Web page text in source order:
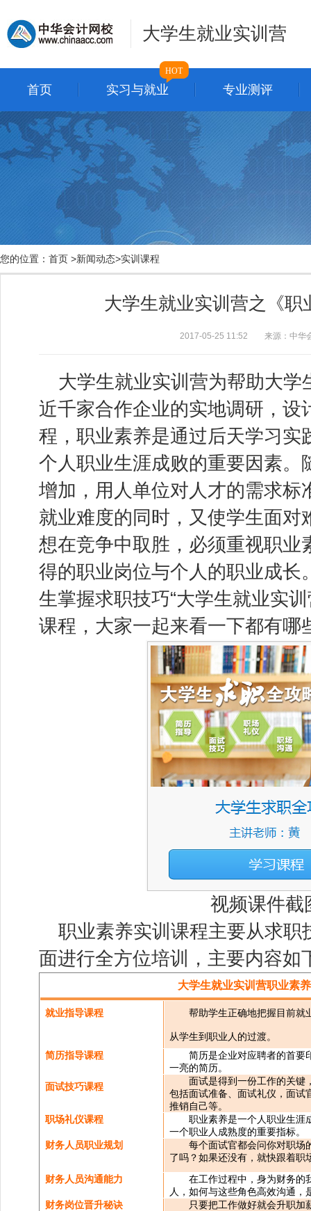
大学生就业实训营
首页 实习与就业
HOT
专业测评
您的位置： 首页 >新闻动态>实训课程
大学生就业实训营之《职
2017-05-25 11:52 来源：中华
大学生就业实训营为帮助大学
近千家合作企业的实地调研，设
程，职业素养是通过后天学习实
个人职业生涯成败的重要因素。
增加，用人单位对人才的需求标
就业难度的同时，又使学生面对
想在竞争中取胜，必须重视职业
得的职业岗位与个人的职业成长
生掌握求职技巧“大学生就业实
课程，大家一起来看一下都有哪
视频课件截
职业素养实训课程主要从求职
面进行全方位培训，主要内容如
大学生就业实训营职业素
就业指导课程 帮助学生正确地把握目前就
从学生到职业人的过渡。
简历指导课程
简历是企业对应聘者的首要
一亮的简历。
面试技巧课程
面试是得到一份工作的关键
包括面试准备、面试礼仪，面试
推销自己等。
职场礼仪课程
职业素养是一个人职业生涯
一个职业人成熟度的重要指标。
财务人员职业规划
每个面试官都会问你对职场
了吗？如果还没有，就快跟着职
财务人员沟通能力
在工作过程中，身为财务的
人，如何与这些角色高效沟通
财务岗位晋升秘诀
只要把工作做好就会升职加